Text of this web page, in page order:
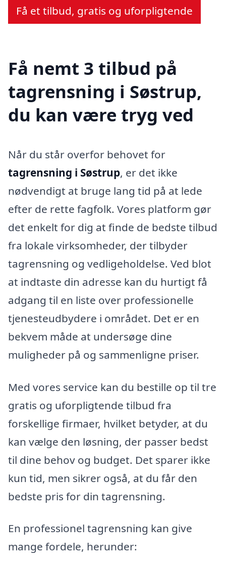
Få et tilbud, gratis og uforpligtende
Få nemt 3 tilbud på
tagrensning i Søstrup,
du kan være tryg ved
Når du står overfor behovet for
tagrensning i Søstrup, er det ikke
nødvendigt at bruge lang tid på at lede
efter de rette fagfolk. Vores platform gør
det enkelt for dig at finde de bedste tilbud
fra lokale virksomheder, der tilbyder
tagrensning og vedligeholdelse. Ved blot
at indtaste din adresse kan du hurtigt få
adgang til en liste over professionelle
tjenesteudbydere i området. Det er en
bekvem måde at undersøge dine
muligheder på og sammenligne priser.
Med vores service kan du bestille op til tre
gratis og uforpligtende tilbud fra
forskellige firmaer, hvilket betyder, at du
kan vælge den løsning, der passer bedst
til dine behov og budget. Det sparer ikke
kun tid, men sikrer også, at du får den
bedste pris for din tagrensning.
En professionel tagrensning kan give
mange fordele, herunder: